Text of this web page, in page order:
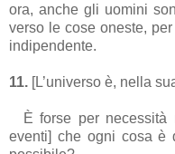
ora, anche gli uomini
verso le cose oneste,
indipendente.
11. [L’universo è, nella
È forse per necessità
eventi] che ogni cosa